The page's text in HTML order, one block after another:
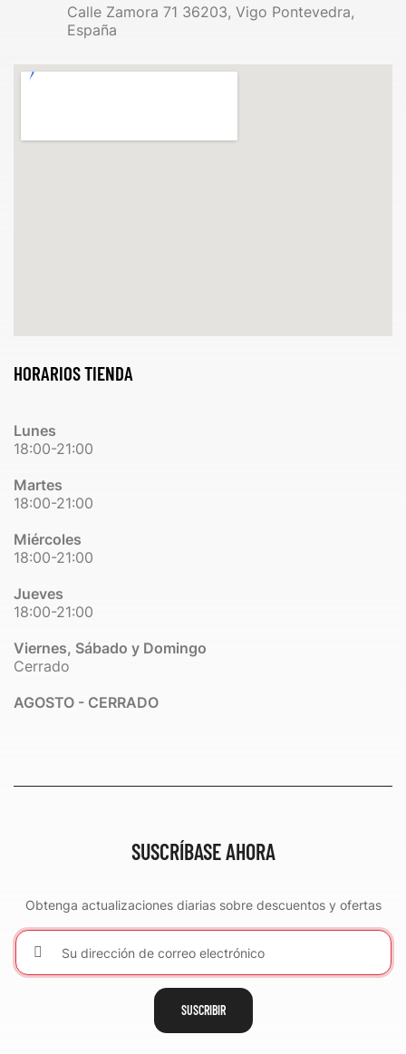
Calle Zamora 71 36203, Vigo Pontevedra,
España
HORARIOS TIENDA
Lunes
18:00-21:00
Martes
18:00-21:00
Miércoles
18:00-21:00
Jueves
18:00-21:00
Viernes, Sábado y Domingo
Cerrado
AGOSTO - CERRADO
SUSCRÍBASE AHORA
Obtenga actualizaciones diarias sobre descuentos y ofertas
SUSCRIBIR